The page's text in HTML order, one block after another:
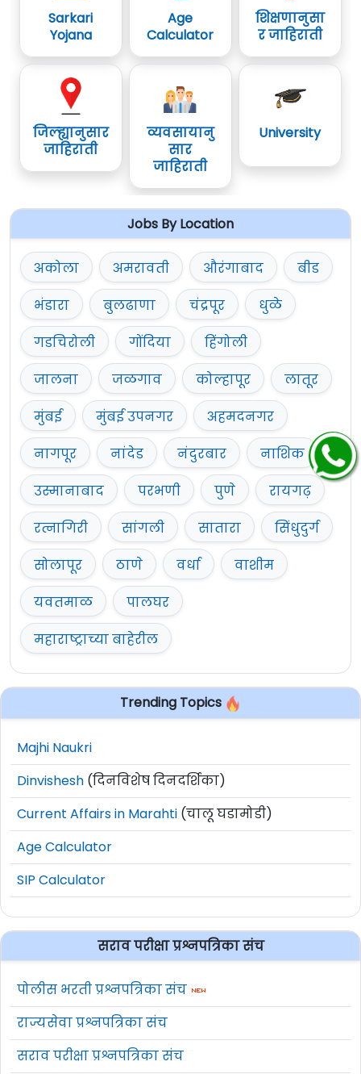
Sarkari
Yojana
Age
Calculator
शिक्षणानुसा
र जाहिराती
जिल्ह्यानुसार
जाहिराती
व्यवसायानु
सार
जाहिराती
University
Jobs By Location
अकोला अमरावती औरंगाबाद
बीड
भंडारा
बुलढाणा चंद्रपूर
धुळे
गडचिरोली
गोंदिया
हिंगोली
जालना
जळगाव कोल्हापूर
लातूर
मुंबई
मुंबई उपनगर
अहमदनगर
नागपूर
नांदेड नंदुरबार
नाशिक
उस्मानाबाद
परभणी पुणे
रायगढ़
रत्नागिरी
सांगली सातारा
सिंधुदुर्ग
सोलापूर
ठाणे वर्धा
वाशीम
यवतमाळ
पालघर
महाराष्ट्राच्या बाहेरील
Trending Topics
Majhi Naukri
Dinvishesh (दिनविशेष दिनदर्शिका)
Current Affairs in Marahti (चालू घडामोडी)
Age Calculator
SIP Calculator
सराव परीक्षा प्रश्नपत्रिका संच
पोलीस भरती प्रश्नपत्रिका संच
राज्यसेवा प्रश्नपत्रिका संच
सराव परीक्षा प्रश्नपत्रिका संच